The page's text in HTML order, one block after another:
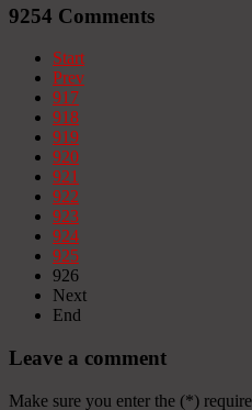
9254 Comments
Start
Prev
917
918
919
920
921
922
923
924
925
926
Next
End
Leave a comment
Make sure you enter the (*)